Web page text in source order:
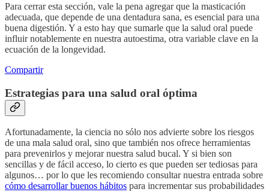
Para cerrar esta sección, vale la pena agregar que la masticación
adecuada, que depende de una dentadura sana, es esencial para una
buena digestión. Y a esto hay que sumarle que la salud oral puede
influir notablemente en nuestra autoestima, otra variable clave en la
ecuación de la longevidad.
Compartir
Estrategias para una salud oral óptima
Afortunadamente, la ciencia no sólo nos advierte sobre los riesgos
de una mala salud oral, sino que también nos ofrece herramientas
para prevenirlos y mejorar nuestra salud bucal. Y si bien son
sencillas y de fácil acceso, lo cierto es que pueden ser tediosas para
algunos… por lo que les recomiendo consultar nuestra entrada sobre
cómo desarrollar buenos hábitos para incrementar sus probabilidades